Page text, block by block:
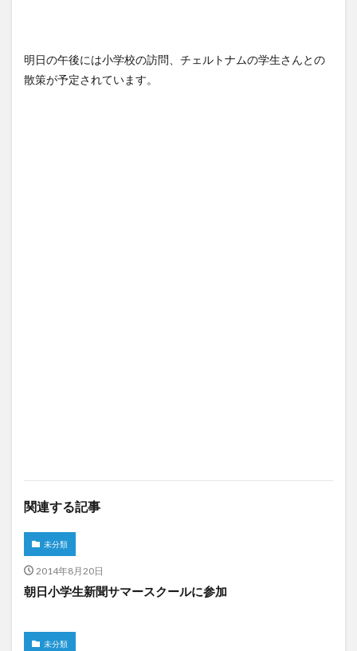
明日の午後には小学校の訪問、チェルトナムの学生さんとの
散策が予定されています。
関連する記事
未分類
2014年8月20日
朝日小学生新聞サマースクールに参加
未分類